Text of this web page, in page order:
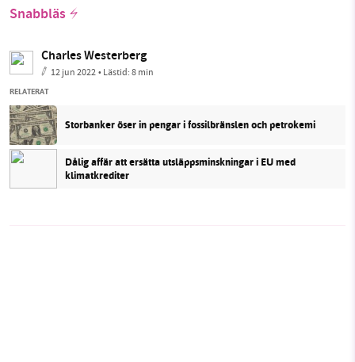
Snabbläs
Charles Westerberg
12 jun 2022• Lästid:8 min
RELATERAT
Storbanker öser in pengar i fossilbränslen och petrokemi
Dålig affär att ersätta utsläppsminskningar i EU med
klimatkrediter